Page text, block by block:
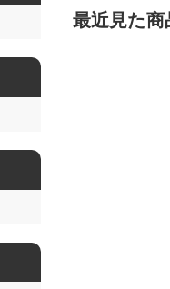
最近見た商